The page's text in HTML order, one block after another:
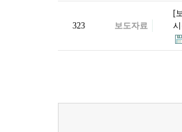
323 보도자료
[